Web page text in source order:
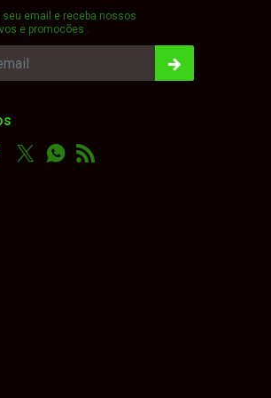
seu email e receba nossos
e promocões .